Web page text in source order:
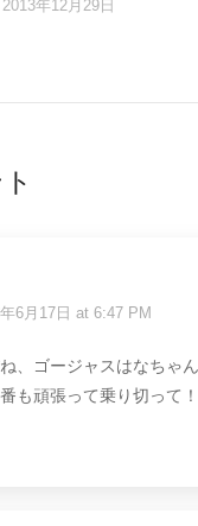
2013年12月29日
6月17日 at 6:47 PM
、ゴージャスはなちゃ
も頑張って乗り切って！